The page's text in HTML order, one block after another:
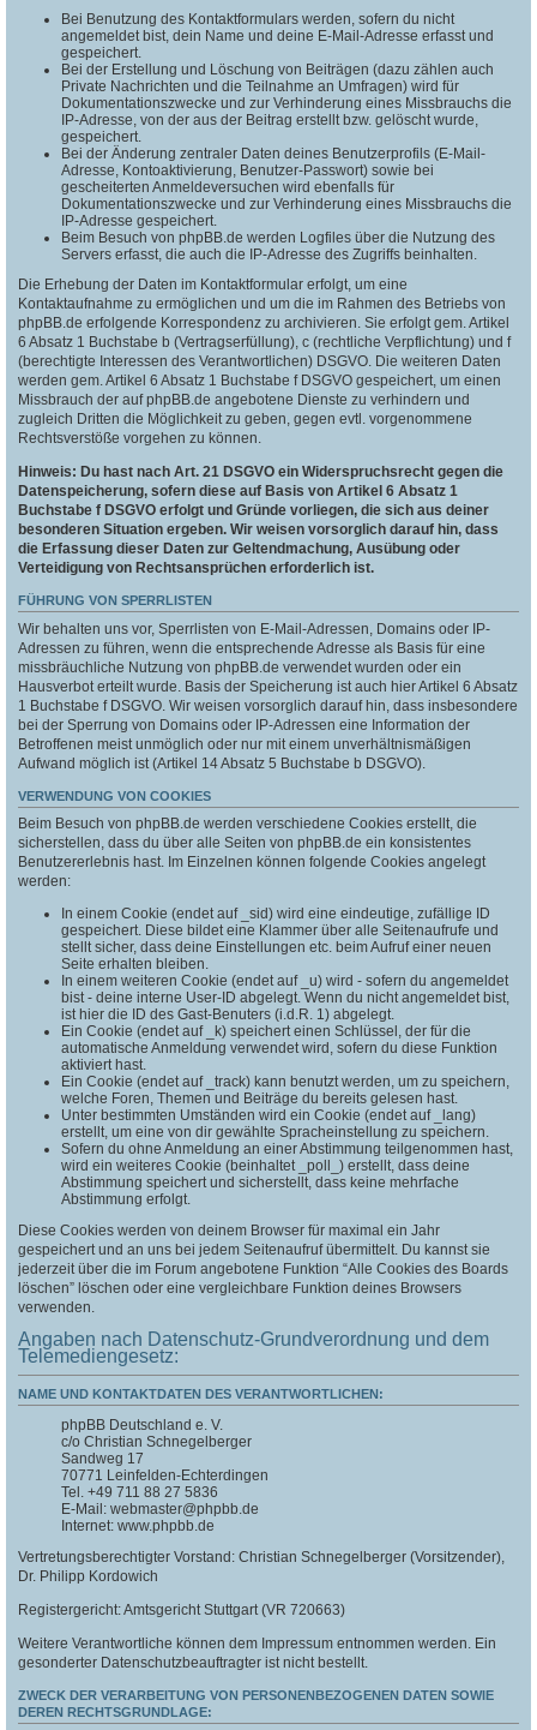
Bei Benutzung des Kontaktformulars werden, sofern du nicht
angemeldet bist, dein Name und deine E-Mail-Adresse erfasst und
gespeichert.
Bei der Erstellung und Löschung von Beiträgen (dazu zählen auch
Private Nachrichten und die Teilnahme an Umfragen) wird für
Dokumentationszwecke und zur Verhinderung eines Missbrauchs die
IP-Adresse, von der aus der Beitrag erstellt bzw. gelöscht wurde,
gespeichert.
Bei der Änderung zentraler Daten deines Benutzerprofils (E-Mail-
Adresse, Kontoaktivierung, Benutzer-Passwort) sowie bei
gescheiterten Anmeldeversuchen wird ebenfalls für
Dokumentationszwecke und zur Verhinderung eines Missbrauchs die
IP-Adresse gespeichert.
Beim Besuch von phpBB.de werden Logfiles über die Nutzung des
Servers erfasst, die auch die IP-Adresse des Zugriffs beinhalten.
Die Erhebung der Daten im Kontaktformular erfolgt, um eine
Kontaktaufnahme zu ermöglichen und um die im Rahmen des Betriebs von
phpBB.de erfolgende Korrespondenz zu archivieren. Sie erfolgt gem. Artikel
6 Absatz 1 Buchstabe b (Vertragserfüllung), c (rechtliche Verpflichtung) und f
(berechtigte Interessen des Verantwortlichen) DSGVO. Die weiteren Daten
werden gem. Artikel 6 Absatz 1 Buchstabe f DSGVO gespeichert, um einen
Missbrauch der auf phpBB.de angebotene Dienste zu verhindern und
zugleich Dritten die Möglichkeit zu geben, gegen evtl. vorgenommene
Rechtsverstöße vorgehen zu können.
Hinweis: Du hast nach Art. 21 DSGVO ein Widerspruchsrecht gegen die
Datenspeicherung, sofern diese auf Basis von Artikel 6 Absatz 1
Buchstabe f DSGVO erfolgt und Gründe vorliegen, die sich aus deiner
besonderen Situation ergeben. Wir weisen vorsorglich darauf hin, dass
die Erfassung dieser Daten zur Geltendmachung, Ausübung oder
Verteidigung von Rechtsansprüchen erforderlich ist.
FÜHRUNG VON SPERRLISTEN
Wir behalten uns vor, Sperrlisten von E-Mail-Adressen, Domains oder IP-
Adressen zu führen, wenn die entsprechende Adresse als Basis für eine
missbräuchliche Nutzung von phpBB.de verwendet wurden oder ein
Hausverbot erteilt wurde. Basis der Speicherung ist auch hier Artikel 6 Absatz
1 Buchstabe f DSGVO. Wir weisen vorsorglich darauf hin, dass insbesondere
bei der Sperrung von Domains oder IP-Adressen eine Information der
Betroffenen meist unmöglich oder nur mit einem unverhältnismäßigen
Aufwand möglich ist (Artikel 14 Absatz 5 Buchstabe b DSGVO).
VERWENDUNG VON COOKIES
Beim Besuch von phpBB.de werden verschiedene Cookies erstellt, die
sicherstellen, dass du über alle Seiten von phpBB.de ein konsistentes
Benutzererlebnis hast. Im Einzelnen können folgende Cookies angelegt
werden:
In einem Cookie (endet auf _sid) wird eine eindeutige, zufällige ID
gespeichert. Diese bildet eine Klammer über alle Seitenaufrufe und
stellt sicher, dass deine Einstellungen etc. beim Aufruf einer neuen
Seite erhalten bleiben.
In einem weiteren Cookie (endet auf _u) wird - sofern du angemeldet
bist - deine interne User-ID abgelegt. Wenn du nicht angemeldet bist,
ist hier die ID des Gast-Benuters (i.d.R. 1) abgelegt.
Ein Cookie (endet auf _k) speichert einen Schlüssel, der für die
automatische Anmeldung verwendet wird, sofern du diese Funktion
aktiviert hast.
Ein Cookie (endet auf _track) kann benutzt werden, um zu speichern,
welche Foren, Themen und Beiträge du bereits gelesen hast.
Unter bestimmten Umständen wird ein Cookie (endet auf _lang)
erstellt, um eine von dir gewählte Spracheinstellung zu speichern.
Sofern du ohne Anmeldung an einer Abstimmung teilgenommen hast,
wird ein weiteres Cookie (beinhaltet _poll_) erstellt, dass deine
Abstimmung speichert und sicherstellt, dass keine mehrfache
Abstimmung erfolgt.
Diese Cookies werden von deinem Browser für maximal ein Jahr
gespeichert und an uns bei jedem Seitenaufruf übermittelt. Du kannst sie
jederzeit über die im Forum angebotene Funktion “Alle Cookies des Boards
löschen” löschen oder eine vergleichbare Funktion deines Browsers
verwenden.
Angaben nach Datenschutz-Grundverordnung und dem
Telemediengesetz:
NAME UND KONTAKTDATEN DES VERANTWORTLICHEN:
phpBB Deutschland e. V.
c/o Christian Schnegelberger
Sandweg 17
70771 Leinfelden-Echterdingen
Tel. +49 711 88 27 5836
E-Mail: webmaster@phpbb.de
Internet: www.phpbb.de
Vertretungsberechtigter Vorstand: Christian Schnegelberger (Vorsitzender),
Dr. Philipp Kordowich
Registergericht: Amtsgericht Stuttgart (VR 720663)
Weitere Verantwortliche können dem Impressum entnommen werden. Ein
gesonderter Datenschutzbeauftragter ist nicht bestellt.
ZWECK DER VERARBEITUNG VON PERSONENBEZOGENEN DATEN SOWIE
DEREN RECHTSGRUNDLAGE: